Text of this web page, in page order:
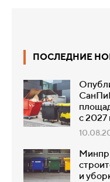
ПОСЛЕДНИЕ
с 2027
и